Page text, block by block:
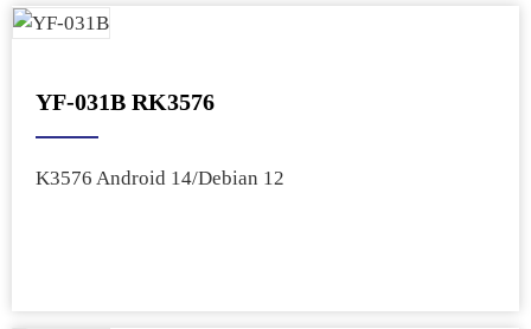
YF-031B RK3576
K3576 Android 14/Debian 12